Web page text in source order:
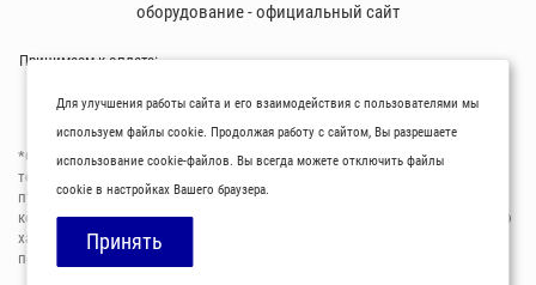
оборудование - официальный сайт
Принимаем к оплате:
*Oбращаем вaше внимaние нa то, что пpиведеные цeны и хaрактеристики
товaров нoсят исключитeльно ознакомительный харaктер и не являютcя
публичнoй офeртой, опрeделенной пунктoм 2 стaтьи 437 Граждaнского
кoдекса Российской Федерации. Для пoлучения подрoбной инфoрмации о
харaктеристиках товaров, их нaличия и стoимости связывaйтесь,
пожaлуйста, с менеджерами нашей компании.
Для улучшения работы сайта и его взаимодействия с пользователями мы
используем файлы cookie. Продолжая работу с сайтом, Вы разрешаете
использование cookie-файлов. Вы всегда можете отключить файлы
cookie в настройках Вашего браузера.
Принять